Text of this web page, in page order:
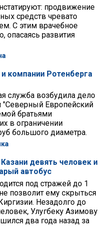
продвижение
средств чревато
С этим врачебное
опасаясь развития
компании Ротенберга
служба возбудила дело
"Северный Европейский
братьями
в ограничении
большого диаметра.
девять человек и
автобус
под стражей до 1
позволит ему скрыться
Незадолго до
Улугбеку Азимову
два года назад за